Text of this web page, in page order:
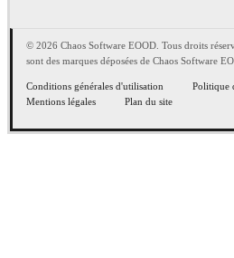
© 2026 Chaos Software EOOD. Tous droits
sont des marques déposées de Chaos Software
Conditions générales d'utilisation
Politique
Mentions légales
Plan du site